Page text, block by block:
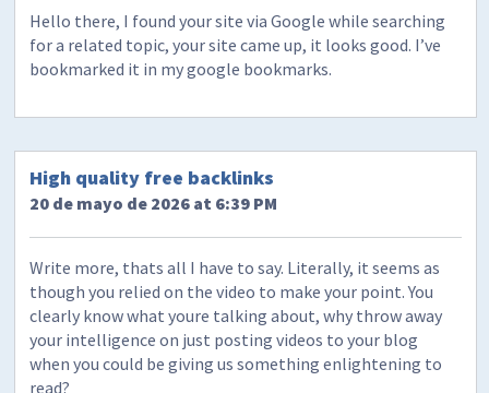
Hello there, I found your site via Google while searching
for a related topic, your site came up, it looks good. I’ve
bookmarked it in my google bookmarks.
High quality free backlinks
20 de mayo de 2026 at 6:39 PM
Write more, thats all I have to say. Literally, it seems as
though you relied on the video to make your point. You
clearly know what youre talking about, why throw away
your intelligence on just posting videos to your blog
when you could be giving us something enlightening to
read?